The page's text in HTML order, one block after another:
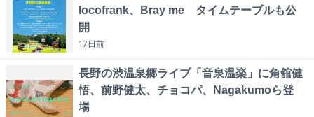
locofrank、Bray me タイムテーブルも公
開
17日前
長野の渋温泉郷ライブ「音泉温楽」に角舘健
悟、前野健太、チョコパ、Nagakumoら登
場